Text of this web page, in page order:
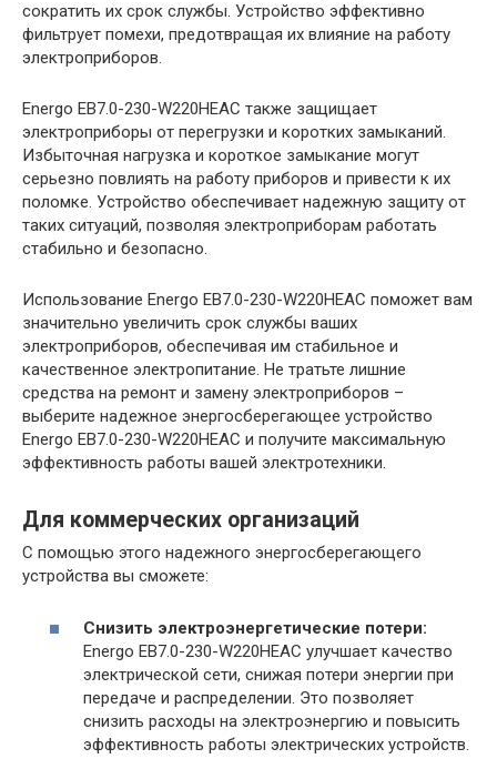
сократить их срок службы. Устройство эффективно
фильтрует помехи, предотвращая их влияние на работу
электроприборов.
Energo EB7.0-230-W220HЕAC также защищает
электроприборы от перегрузки и коротких замыканий.
Избыточная нагрузка и короткое замыкание могут
серьезно повлиять на работу приборов и привести к их
поломке. Устройство обеспечивает надежную защиту от
таких ситуаций, позволяя электроприборам работать
стабильно и безопасно.
Использование Energo EB7.0-230-W220HЕAC поможет вам
значительно увеличить срок службы ваших
электроприборов, обеспечивая им стабильное и
качественное электропитание. Не тратьте лишние
средства на ремонт и замену электроприборов –
выберите надежное энергосберегающее устройство
Energo EB7.0-230-W220HЕAC и получите максимальную
эффективность работы вашей электротехники.
Для коммерческих организаций
С помощью этого надежного энергосберегающего
устройства вы сможете:
Снизить электроэнергетические потери:
Energo EB7.0-230-W220HЕAC улучшает качество
электрической сети, снижая потери энергии при
передаче и распределении. Это позволяет
снизить расходы на электроэнергию и повысить
эффективность работы электрических устройств.